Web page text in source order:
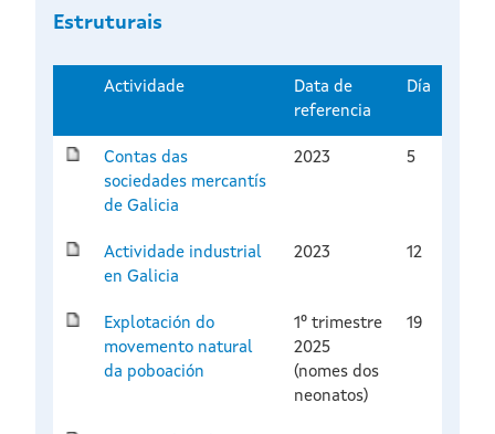
Estruturais
Actividade
Data de
referencia
Día
Contas das
sociedades mercantís
de Galicia
2023 5
Actividade industrial
en Galicia
2023 12
Explotación do
movemento natural
da poboación
1º trimestre
2025
(nomes dos
neonatos)
19